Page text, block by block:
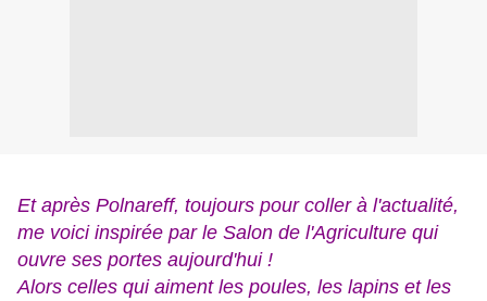
Et après Polnareff, toujours pour coller à l'actualité,
me voici inspirée par le Salon de l'Agriculture qui
ouvre ses portes aujourd'hui !
Alors celles qui aiment les poules, les lapins et les